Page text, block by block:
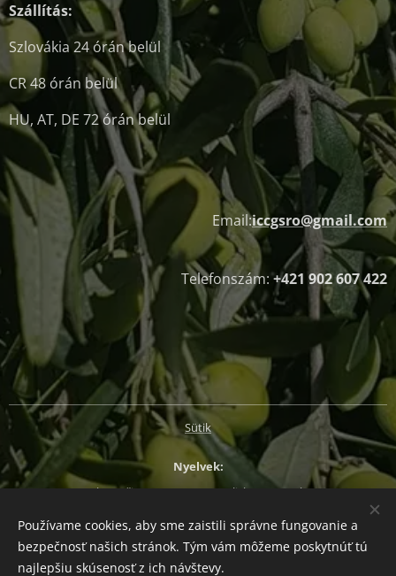
Szállítás:
Szlovákia 24 órán belül
CR 48 órán belül
HU, AT, DE 72 órán belül
Email:iccgsro@gmail.com
Telefonszám:+421 902 607 422
Sütik
Nyelvek
Slovenčina
Magyar English Deutsch
Pénznem
EUR €
CZK Kč HUF Ft PLN zł
Používame cookies, aby sme zaistili správne fungovanie a
bezpečnosť našich stránok. Tým vám môžeme poskytnúť tú
najlepšiu skúsenosť z ich návštevy.